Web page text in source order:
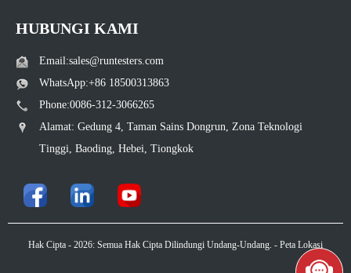
HUBUNGI KAMI
Email:sales@runtesters.com
WhatsApp:+86 18500313863
Phone:0086-312-3066265
Alamat: Gedung 4, Taman Sains Dongrun, Zona Teknologi
Tinggi, Baoding, Hebei, Tiongkok
Hak Cipta - 2026: Semua Hak Cipta Dilindungi Undang-Undang. - Peta Lokasi